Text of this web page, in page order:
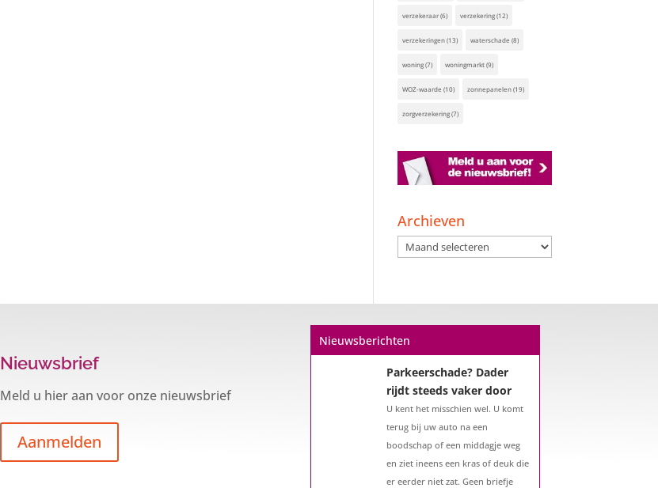
verzekeraar(6) verzekering(12)
verzekeringen(13) waterschade (8)
woning(7) woningmarkt(9)
WOZ-waarde (10) zonnepanelen(19)
zorgverzekering(7)
Archieven
Archieven
Nieuwsbrief
Meld u hier aan voor onze nieuwsbrief
Aanmelden
Nieuwsberichten
Een hypotheek na uw
mogelijkheden
De woningmarkt is nog steeds in
beweging. Misschien denkt u na
hypotheek als u 57 jaar of ouder
bent?...
Parkeerschade? Dader
rijdt steeds vaker door
U kent het misschien wel. U komt
terug bij uw auto na een
boodschap of een middagje weg
en ziet ineens een kras of deuk die
er eerder niet zat. Geen briefje